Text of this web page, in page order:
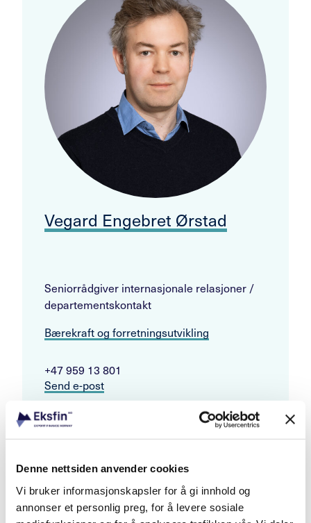
Denne nettsiden anvender cookies
Vi bruker informasjonskapsler for å gi innhold og
annonser et personlig preg, for å levere sosiale
Vegard Engebret Ørstad
Seniorrådgiver internasjonale relasjoner /
departementskontakt
Bærekraft og forretningsutvikling
+47 959 13 801
Send e-post
Les også
Andre aktuelle saker